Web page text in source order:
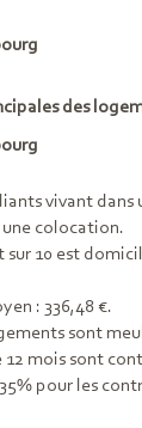
des
vivant
colocation.
sur 10 est
: 336,48 €.
sont
12 mois sont
pour les